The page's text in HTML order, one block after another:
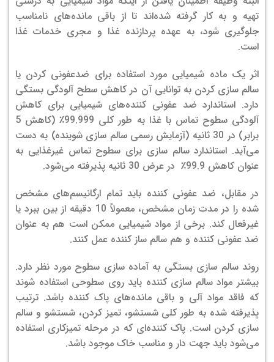
تهیه و به کار گرفته شده‌اند تا از باقی مانده‌های نامناسب
جلوگیری شود، به عهده پردازنده غذا و مجری خدمات غذا
است.
اثر یک ماده شیمیایی مورد استفاده برای ضدعفونی کردن یا
سالم سازی کردن به توانایی آن در کاهش سطح آلودگی بستگی
دارد. استاندارد ضد عفونی کننده‌های شیمیایی برای کاهش
آلودگی سطوح تماس با غذا به طور کلی 99.999٪ (کاهش 5
برابر) در 30 ثانیه (آزمایش رسمی سالم سازی شوینده) به دست
می‌آید. استاندارد سالم سازی برای سطوح تماس غیرغذایی به
عنوان کاهش 99.9٪ در عرض 30 ثانیه پذیرفته می‌شود.
در مقابل، ضد عفونی کننده باید تمام ارگانیسم‌های مشخص
شده را در مدت زمان مشخص، معمولاً 10 دقیقه از بین ببرد یا
غیرفعال کند. برخی از مواد شیمیایی ممکن است هم به عنوان
ضد عفونی کننده و هم سالم ساز کننده عمل کنند.
روند سالم سازی بستگی به آماده سازی سطوح مورد نظر دارد.
بیشتر مواد سالم سازی کننده باید روی سطوحی استفاده شوند
که فاقد مواد آلی و باقی مانده‌های پاک کننده باشد. ترتیب
پذیرفته شده به طور کلی شستشو، تمیز کردن، شستشو و سالم
سازی کردن است. پاک کننده‌ای که در مرحله تمیزکاری استفاده
می‌شود باید جهت دار و مناسب خاک موجود باشد.